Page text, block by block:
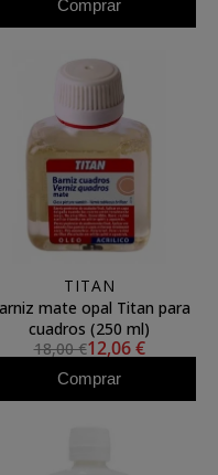
Comprar
TITAN
mate opal Titan para
cuadros (250 ml)
18,00 €12,06 €
Comprar